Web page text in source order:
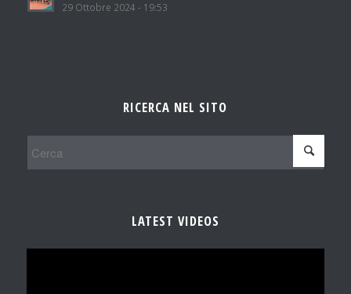
29 Ottobre 2024 - 19:53
RICERCA NEL SITO
LATEST VIDEOS